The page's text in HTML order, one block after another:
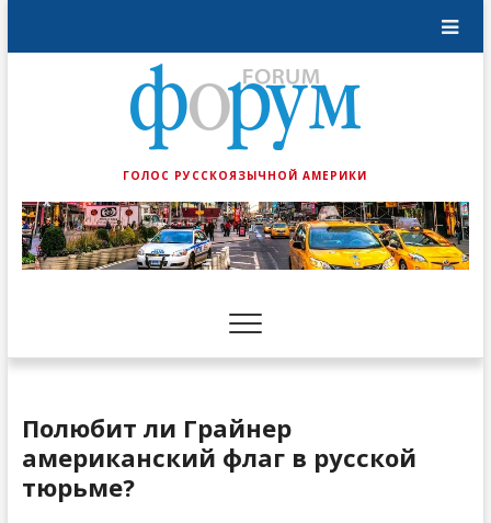
ГОЛОС РУССКОЯЗЫЧНОЙ АМЕРИКИ
Полюбит ли Грайнер
американский флаг в русской
тюрьме?